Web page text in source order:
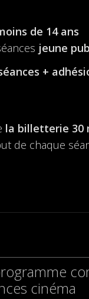
de 14 ans
jeune
+
la billetterie 30
de chaque
cinéma